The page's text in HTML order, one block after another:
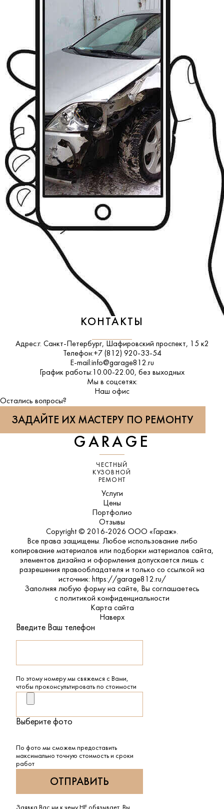
КОНТАКТЫ
Адрес:г. Санкт-Петербург, Шафировский проспект, 15 к2
Телефон:+7 (812) 920-33-54
E-mail:info@garage812.ru
График работы:10.00-22.00, без выходных
Мы в соцсетях:
ВКонтакте
Наш офис
Остались вопросы?
ЗАДАЙТЕ ИХ МАСТЕРУ ПО РЕМОНТУ
GARAGE
ЧЕСТНЫЙ
КУЗОВНОЙ
РЕМОНТ
Услуги
Цены
Портфолио
Отзывы
Copyright © 2016-2026 ООО «Гараж».
Все права защищены. Любое использование либо
копирование материалов или подборки материалов сайта,
элементов дизайна и оформления допускается лишь с
разрешения правообладателя и только со ссылкой на
источник: https://garage812.ru/
Заполняя любую форму на сайте, Вы соглашаетесь
с политикой конфиденциальности
Карта сайта
Наверх
Введите Ваш телефон
По этому номеру мы свяжемся с Вами,
чтобы проконсультировать по стоимости
Выберите фото
По фото мы сможем предоставить
максимально точную стоимость и сроки
работ
Заявка Вас ни к чему НЕ обязывает. Вы